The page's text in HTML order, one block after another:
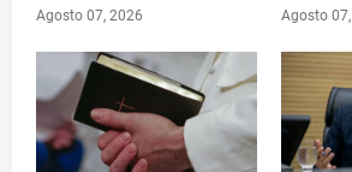
Agosto 07, 2026 Agosto